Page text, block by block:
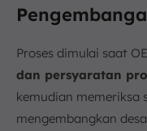
Proses dimulai saat
dan persyaratan
kemudian memeriksa
mengembangkan